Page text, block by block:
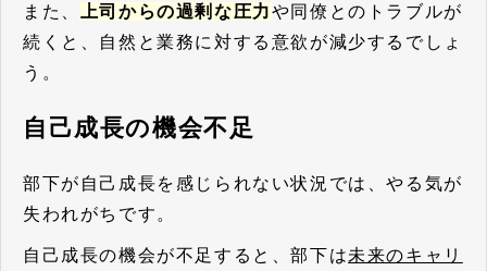
また、 上司からの過剰な圧力や同僚とのトラブルが
続くと、自然と業務に対する意欲が減少するでしょ
う。
自己成長の機会不足
部下が自己成長を感じられない状況では、やる気が
失われがちです。
自己成長の機会が不足すると、部下は未来のキャリ